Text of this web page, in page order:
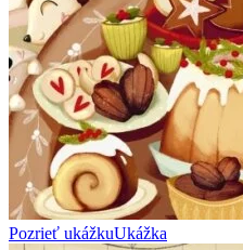
Pozrieť ukážkuUkážka